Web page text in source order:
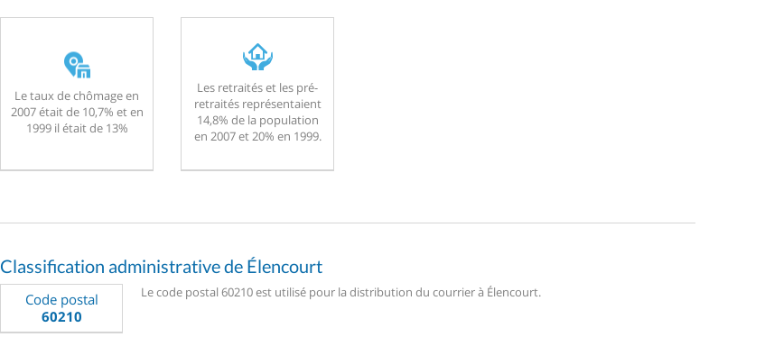
Le taux de chômage en
2007 était de 10,7% et en
1999 il était de 13%
Les retraités et les pré-
retraités représentaient
14,8% de la population
en 2007 et 20% en 1999.
Classification administrative de Élencourt
Code postal
60210
Le code postal 60210 est utilisé pour la distribution du courrier à Élencourt.